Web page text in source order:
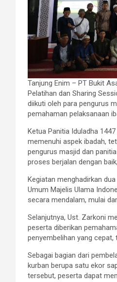
Tanjung Enim – PT Bukit
Pelatihan dan Sharing
diikuti oleh para pengurus
pemahaman pelaksanaan
Ketua Panitia Iduladha
memenuhi aspek ibadah,
pengurus masjid dan
proses berjalan dengan
Kegiatan menghadirkan
Umum Majelis Ulama
secara mendalam, mulai
Selanjutnya, Ust. Zarkoni
peserta diberikan
penyembelihan yang
Sebagai bagian dari
kurban berupa satu ekor
tersebut, peserta dapat